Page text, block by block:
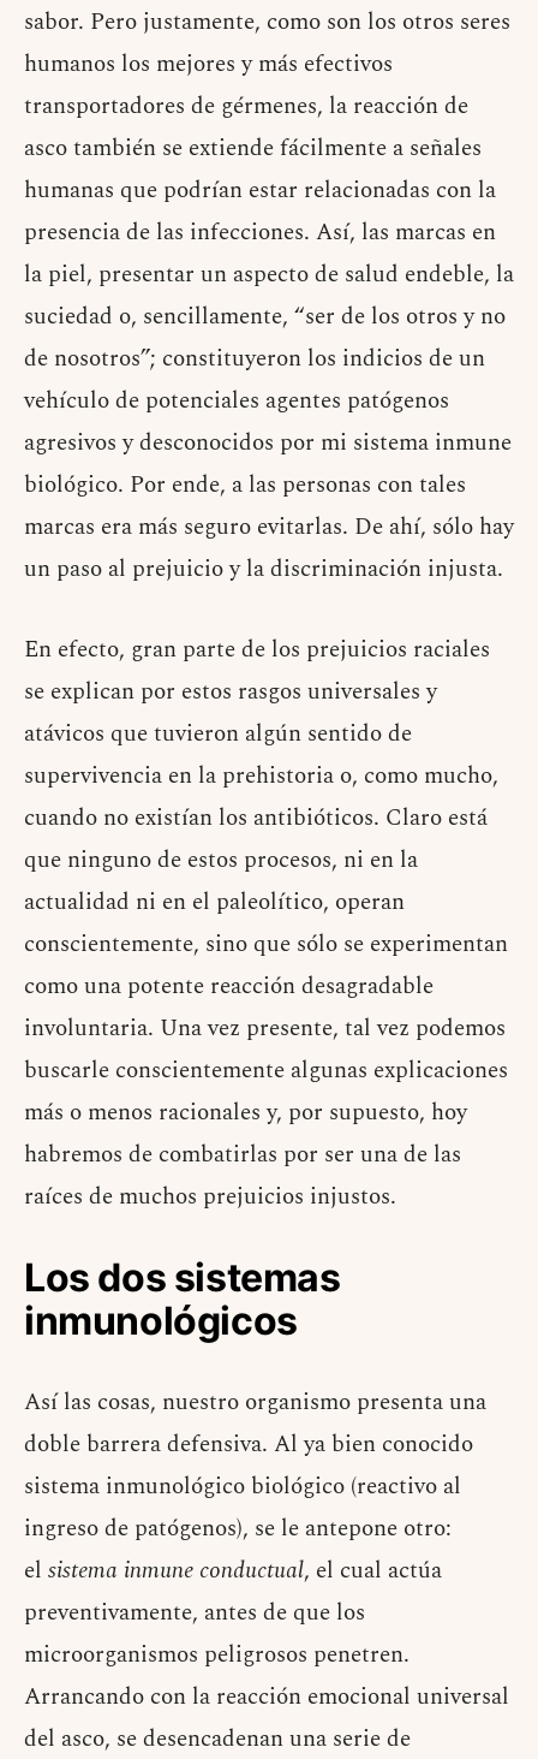
sabor. Pero justamente, como son los otros seres
humanos los mejores y más efectivos
transportadores de gérmenes, la reacción de
asco también se extiende fácilmente a señales
humanas que podrían estar relacionadas con la
presencia de las infecciones. Así, las marcas en
la piel, presentar un aspecto de salud endeble, la
suciedad o, sencillamente, “ser de los otros y no
de nosotros”; constituyeron los indicios de un
vehículo de potenciales agentes patógenos
agresivos y desconocidos por mi sistema inmune
biológico. Por ende, a las personas con tales
marcas era más seguro evitarlas. De ahí, sólo hay
un paso al prejuicio y la discriminación injusta.
En efecto, gran parte de los prejuicios raciales
se explican por estos rasgos universales y
atávicos que tuvieron algún sentido de
supervivencia en la prehistoria o, como mucho,
cuando no existían los antibióticos. Claro está
que ninguno de estos procesos, ni en la
actualidad ni en el paleolítico, operan
conscientemente, sino que sólo se experimentan
como una potente reacción desagradable
involuntaria. Una vez presente, tal vez podemos
buscarle conscientemente algunas explicaciones
más o menos racionales y, por supuesto, hoy
habremos de combatirlas por ser una de las
raíces de muchos prejuicios injustos.
Los dos sistemas
inmunológicos
Así las cosas, nuestro organismo presenta una
doble barrera defensiva. Al ya bien conocido
sistema inmunológico biológico (reactivo al
ingreso de patógenos), se le antepone otro:
el sistema inmune conductual, el cual actúa
preventivamente, antes de que los
microorganismos peligrosos penetren.
Arrancando con la reacción emocional universal
del asco, se desencadenan una serie de